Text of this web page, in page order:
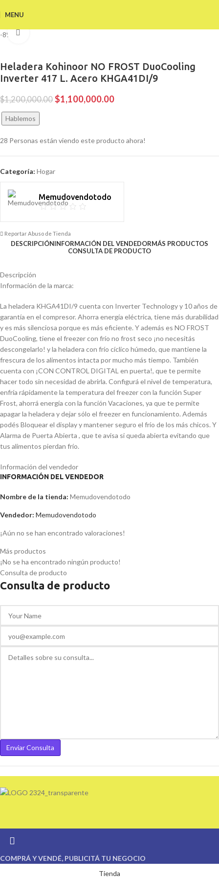
MENU
-8%
Heladera Kohinoor NO FROST DuoCooling
Inverter 417 L. Acero KHGA41DI/9
$1,200,000.00 $1,100,000.00
Hablemos
28 Personas están viendo este producto ahora!
Categoría: Hogar
Memudovendotodo
Reportar Abuso de Tienda
DESCRIPCIÓNINFORMACIÓN DEL VENDEDORMÁS PRODUCTOS
CONSULTA DE PRODUCTO
Descripción
Información de la marca:
La heladera KHGA41DI/9 cuenta con Inverter Technology y 10 años de
garantía en el compresor. Ahorra energía eléctrica, tiene más durabilidad
y es más silenciosa porque es más eficiente. Y además es NO FROST
DuoCooling, tiene el freezer con frío no frost seco ¡no necesitás
descongelarlo! y la heladera con frío cíclico húmedo, que mantiene la
frescura de los alimentos intacta por mucho más tiempo. También
cuenta con ¡CON CONTROL DIGITAL en puerta!, que te permite
hacer todo sin necesidad de abrirla. Configurá el nivel de temperatura,
enfría rápidamente la temperatura del freezer con la función Super
Frost, ahorrá energía con la función Vacaciones, ya que te permite
apagar la heladera y dejar sólo el freezer en funcionamiento. Además
podés Bloquear el display y mantener seguro el frío de los más chicos. Y
Alarma de Puerta Abierta , que te avisa si queda abierta evitando que
tus alimentos pierdan frío.
Información del vendedor
INFORMACIÓN DEL VENDEDOR
Nombre de la tienda: Memudovendotodo
Vendedor: Memudovendotodo
¡Aún no se han encontrado valoraciones!
Más productos
¡No se ha encontrado ningún producto!
Consulta de producto
Consulta de producto
COMPRÁ Y VENDÉ, PUBLICITÁ TU NEGOCIO
Tienda